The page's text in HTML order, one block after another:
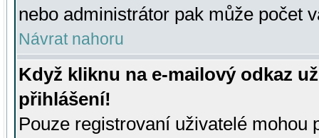
nebo administrátor pak může počet
Návrat nahoru
Když kliknu na e-mailový odkaz
přihlášení!
Pouze registrovaní uživatelé mohou